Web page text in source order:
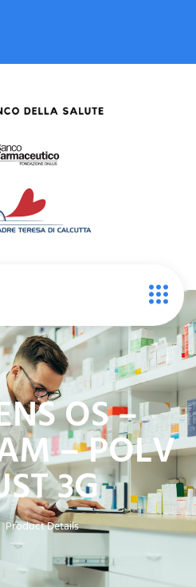
OS –
– POLV
3G
Product Details